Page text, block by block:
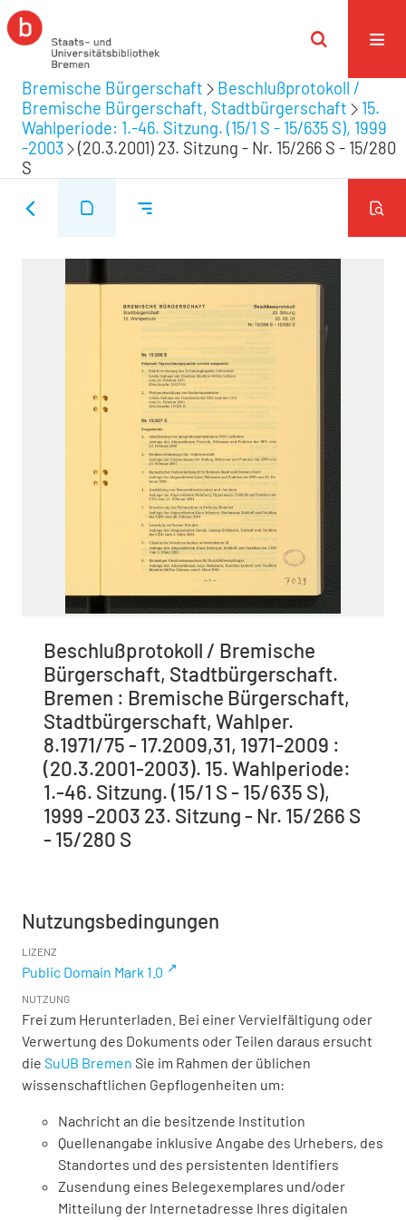
Bremische Bürgerschaft
Beschlußprotokoll /
Bremische Bürgerschaft, Stadtbürgerschaft
15.
Wahlperiode: 1.-46. Sitzung. (15/1 S - 15/635 S), 1999
-2003
(20.3.2001) 23. Sitzung - Nr. 15/266 S - 15/280
S
Beschlußprotokoll / Bremische
Bürgerschaft, Stadtbürgerschaft.
Bremen : Bremische Bürgerschaft,
Stadtbürgerschaft, Wahlper.
8.1971/75 - 17.2009,31, 1971-2009 :
(20.3.2001-2003). 15. Wahlperiode:
1.-46. Sitzung. (15/1 S - 15/635 S),
1999 -2003 23. Sitzung - Nr. 15/266 S
- 15/280 S
Nutzungsbedingungen
LIZENZ
Public Domain Mark 1.0
NUTZUNG
Frei zum Herunterladen. Bei einer Vervielfältigung oder
Verwertung des Dokuments oder Teilen daraus ersucht
die SuUB Bremen Sie im Rahmen der üblichen
wissenschaftlichen Gepflogenheiten um:
Nachricht an die besitzende Institution
Quellenangabe inklusive Angabe des Urhebers, des
Standortes und des persistenten Identifiers
Zusendung eines Belegexemplares und/oder
Mitteilung der Internetadresse Ihres digitalen